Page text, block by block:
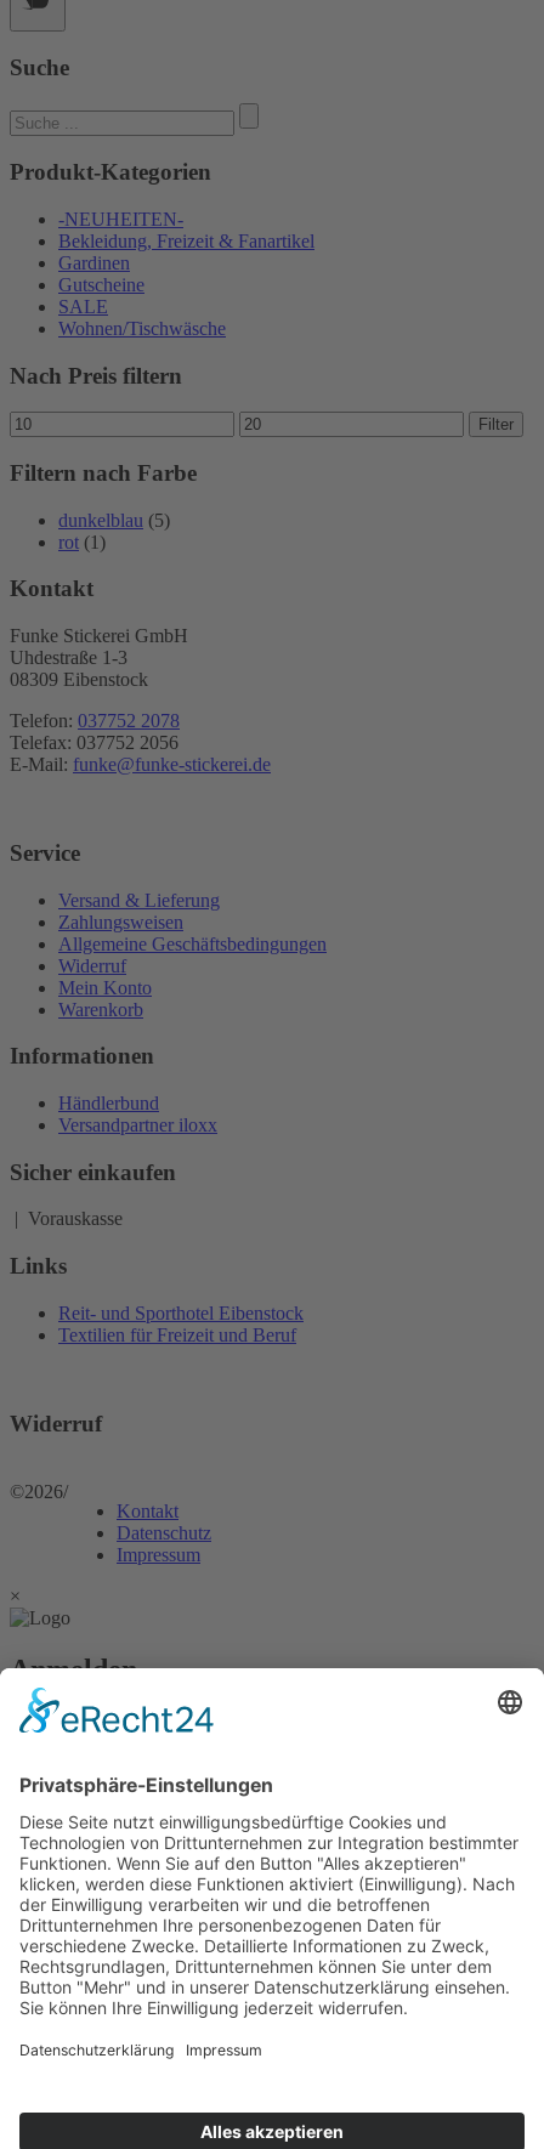
Suche
Suchen
nach:
Produkt-Kategorien
-NEUHEITEN-
Bekleidung, Freizeit & Fanartikel
Gardinen
Gutscheine
SALE
Wohnen/Tischwäsche
Nach Preis filtern
Min.
Preis
Max.
Preis
Filter
Filtern nach Farbe
dunkelblau (5)
rot (1)
Kontakt
Funke Stickerei GmbH
Uhdestraße 1-3
08309 Eibenstock
Telefon: 037752 2078
Telefax: 037752 2056
E-Mail: funke@funke-stickerei.de
Service
Versand & Lieferung
Zahlungsweisen
Allgemeine Geschäftsbedingungen
Widerruf
Mein Konto
Warenkorb
Informationen
Händlerbund
Versandpartner iloxx
Sicher einkaufen
| Vorauskasse
Links
Reit- und Sporthotel Eibenstock
Textilien für Freizeit und Beruf
Widerruf
©2026/
Kontakt
Datenschutz
Impressum
×
Anmelden
Passwort vergessen?
Angemeldet bleiben
Anmelden
Zum Inhalt springen
Vertrag widerrufen
Werkzeugleiste öffnen